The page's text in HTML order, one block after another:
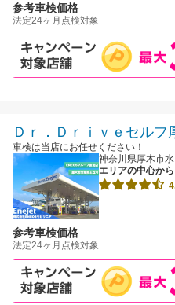
参考車検価格
法定24ヶ月点検対象
Ｄｒ．Ｄｒｉｖｅセルフ
車検は当店にお任せください！
神奈川県厚木市
エリアの中心から
参考車検価格
法定24ヶ月点検対象